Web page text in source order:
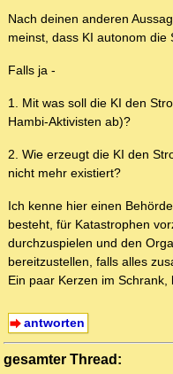
Nach deinen anderen
meinst, dass KI autonom
Falls ja -
1. Mit was soll die KI den
Hambi-Aktivisten ab)?
2. Wie erzeugt die KI den
nicht mehr existiert?
Ich kenne hier einen
besteht, für Katastrophen
durchzuspielen und den
bereitzustellen, falls alles
Ein paar Kerzen im
antworten
gesamter Thread: